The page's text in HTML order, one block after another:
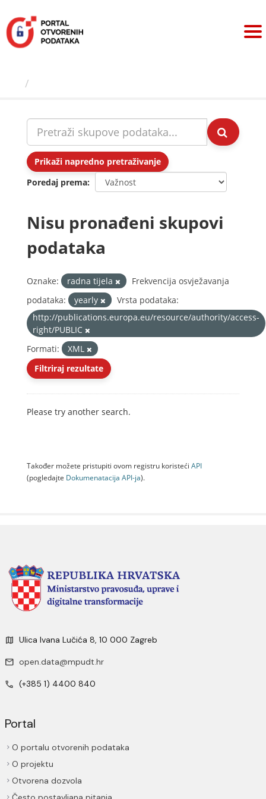
sadržaj
Prikaži napredno pretraživanje
Poredaj prema
Nisu pronađeni skupovi
podataka
Oznake: radna tijela
Frekvencija osvježavanja
podataka:
yearly
Vrsta podataka:
http://publications.europa.eu/resource/authority/access-
right/PUBLIC
Formati:
XML
Filtriraj rezultate
Please try another search.
Također možete pristupiti ovom registru koristeći API
(pogledajte Dokumenаtаcijа API-jа).